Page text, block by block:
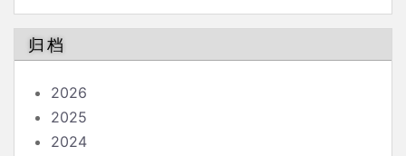
归档
2026
2025
2024